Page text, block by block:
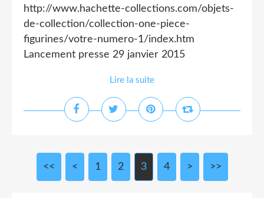
http://www.hachette-collections.com/objets-
de-collection/collection-one-piece-
figurines/votre-numero-1/index.htm
Lancement presse 29 janvier 2015
Lire la suite
<< < 1 2 3 4 > >>